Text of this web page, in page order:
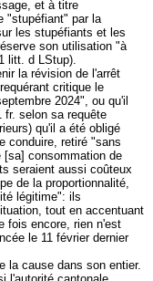
et à titre
"stupéfiant" par la
les stupéfiants et les
son utilisation "à
litt. d LStup).
la révision de l'arrêt
critique le
2024", ou qu'il
selon sa requête
qu'il a été obligé
conduire, retiré "sans
consommation de
seraient aussi coûteux
de la proportionnalité,
légitime": ils
tout en accentuant
fois encore, rien n'est
le 11 février dernier
la cause dans son entier.